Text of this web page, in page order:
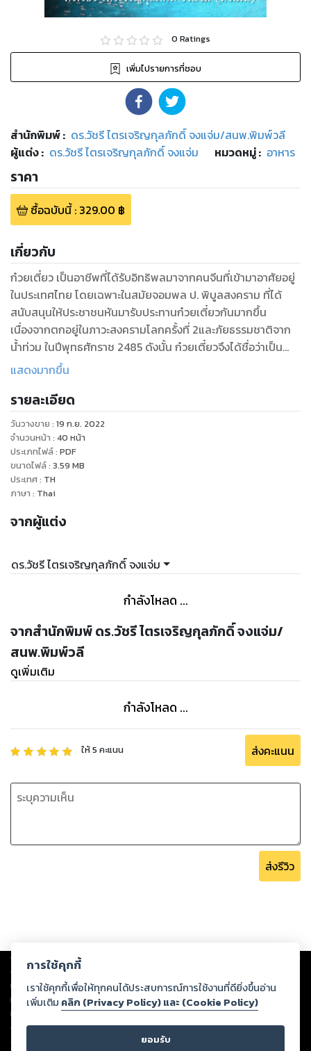
0 Ratings
เพิ่มไปรายการที่ชอบ
สำนักพิมพ์: ดร.วัชรี ไตรเจริญกุลภักดิ์ จงแจ่ม/สนพ.พิมพ์วลี
ผู้แต่ง : ดร.วัชรี ไตรเจริญกุลภักดิ์ จงแจ่ม หมวดหมู่: อาหาร
ราคา
ซื้อฉบับนี้: 329.00 ฿
เกี่ยวกับ
ก๋วยเตี๋ยว เป็นอาชีพที่ได้รับอิทธิพลมาจากคนจีนที่เข้ามาอาศัยอยู่
ในประเทศไทย โดยเฉพาะในสมัยจอมพล ป. พิบูลสงคราม ที่ได้
สนับสนุนให้ประชาชนหันมารับประทานก๋วยเตี๋ยวกันมากขึ้น
เนื่องจากตกอยู่ในภาวะสงครามโลกครั้งที่ 2และภัยธรรมชาติจาก
น้ำท่วม ในปีพุทธศักราช 2485 ดังนั้น ก๋วยเตี๋ยวจึงได้ชื่อว่าเป็น
อาหารยอดนิยมและทรงคุณค่า มากมายไปด้วยเครื่องประกอบและ
ภายในหนังสือเรื่อง ก๋วยเตี๋ยวต้มยำ สูตรทำขาย เล่มนี้ ได้รวบรวม
สูตรในการทำก๋วยเตี๋ยวต้มยำน้ำข้น หมูตุ๋น ซึ่งมีวิธีการและอธิบาย
รายละเอียดในการปรุงไว้อย่างละเอียดจากประสบการณ์ในอาชีพ
ดั้งเดิมของครอบครัวผู้เขียนเอง พร้อมเคล็ดลับและสูตรต่าง ๆ ใน
การทำเครื่องปรุงรสก๋วยเตี๋ยว การหมักหมู การเลือกซื้อเนื้อสัตว์
ชนิดต่าง ๆ การเจียวกระเทียม สูตรในการทำพริกดองและเครื่อง
แสดงมากขึ้น
รายละเอียด
วันวางขาย : 19 ก.ย. 2022
จำนวนหน้า : 40 หน้า
ประเภทไฟล์: PDF
ขนาดไฟล์: 3.59 MB
ประเทศ: TH
ภาษา : Thai
จากผู้แต่ง
ดร.วัชรี ไตรเจริญกุลภักดิ์ จงแจ่ม
กำลังโหลด ...
จากสำนักพิมพ์ ดร.วัชรี ไตรเจริญกุลภักดิ์ จงแจ่ม/
สนพ.พิมพ์วลี
ดูเพิ่มเติม
กำลังโหลด ...
ให้5 คะแนน ส่งคะแนน
ส่งรีวิว
Copyright © 2026
ต่อผลงานหรือเนื้อหาใดที่อัปโหลดผ่านเว็บไซต์และปรากฏว่าละเมิดสิทธิใน
ทรัพย์สินทางปัญญาของบุคคลอื่นหรือขัดต่อกฎหมายและศีลธรรม ดังนั้น ผู้อ่าน
ทุกท่านโปรดใช้วิจารณญาณในการกลั่นกรองด้วยตนเอง และหากท่านพบว่าส่วน
หนึ่งส่วนใดขัดต่อกฎหมายและศีลธรรม กรุณาแจ้งมายังบริษัท เพื่อทีมงานจะได้
ดำเนินการในทันที ทั้งนี้ ทางสตอรี่ล็อกขอสงวนลิขสิทธิ์ตามพระราชบัญญัติ
ลิขสิทธิ์ พ.ศ. 2537 (ฉบับล่าสุด)
การใช้คุกกี้
เราใช้คุกกี้เพื่อให้ทุกคนได้ประสบการณ์การใช้งานที่ดียิ่งขึ้นอ่าน
เพิ่มเติม คลิก (Privacy Policy) และ (Cookie Policy)
ยอมรับ